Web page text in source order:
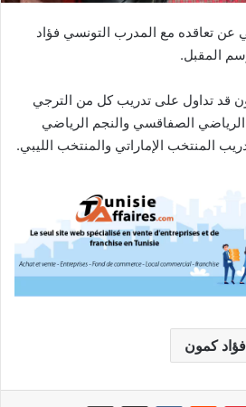
عن تعاقده مع المدرب التونسي فؤاد
المقبل.
قد تداول على تدريب كل من الترجي
الرياضي الصفاقسي والنجم الرياضي
المنتخب الإماراتي والمنتخب الليبي.
فؤاد كمون